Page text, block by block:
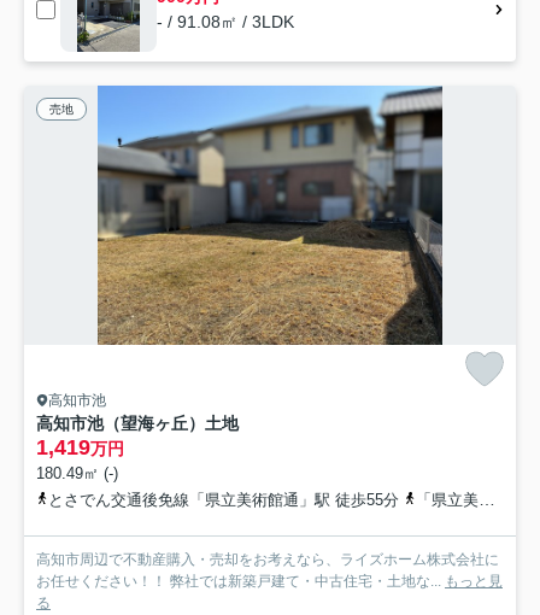
- / 91.08㎡ / 3LDK
売地
高知市池
高知市池（望海ヶ丘）土地
1,419万円
180.49㎡ (-)
とさでん交通後免線「県立美術館通」駅 徒歩55分
「県立美術館通」駅 徒歩55分 「望海ヶ丘東」バス停下車 徒歩分
高知市周辺で不動産購入・売却をお考えなら、ライズホーム株式会社に
お任せください！！ 弊社では新築戸建て・中古住宅・土地な... もっと見
る